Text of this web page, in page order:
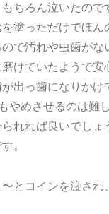
ちろん泣いたので
塗っただけでほん
で汚れや虫歯がな
けていたようで安
出っ歯になりかけ
やめさせるのは難
れれば良いでしょ
。
とコインを渡され